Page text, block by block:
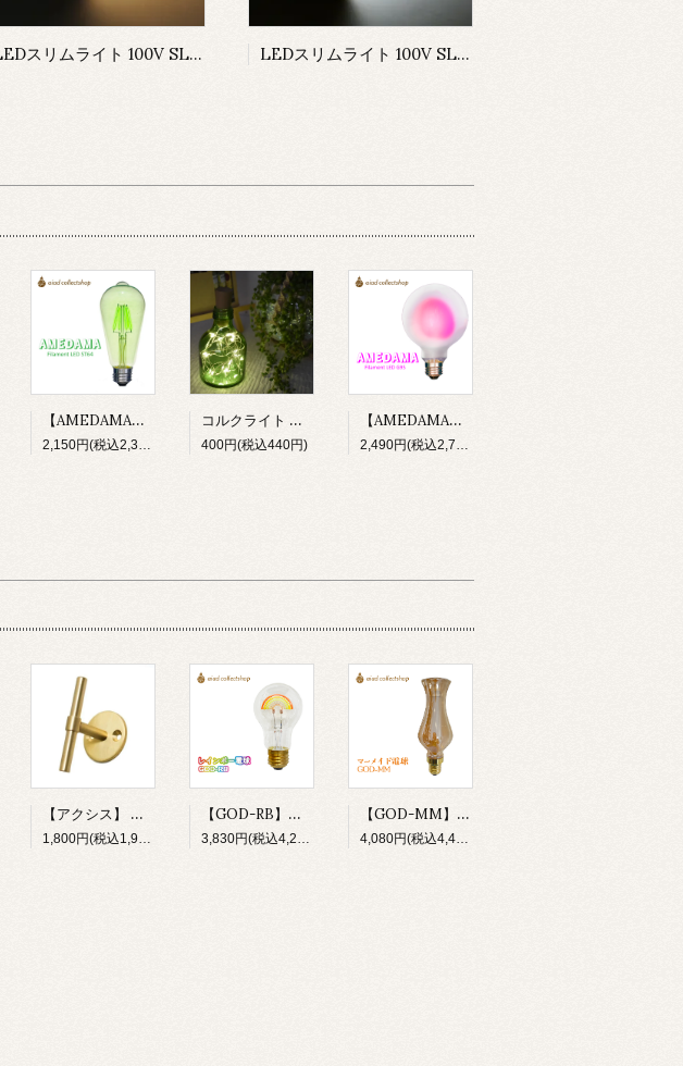
LEDスリムライト 100V SLED-F60L 電球色 60W型 LEDスリムライト 100V SLED-F60D 昼光色 60W型
【AMEDAMA】 フィラメントLED電球 100V E26 FLDC-ST64/G メロングリーン 緑 ST型 なす型 コルクライト ボトルライト LED 電池付 bottlelight
400円(税込440円)
【AMEDAMA】 フィラメントLED電球 100V E26 FLDF-G95/P モモピンク 桃 フロストガラス ボール型
【アクシス】 ハンドル2wayフック 真鍮 HS3728
1,800円(税込1,980円)
【GOD-RB】新商品 おしゃれ電球 LED電球 GOD-RB 虹 レインボー 電球 E26 照明 イベント パーティ 店舗 カフェ 内装 気分転換 プレゼント ギフト
3,830円(税込4,213円)
【GOD-MM】LED電球 マーメイド まるで人魚の様なしなやかなカーブの美しい電球。ゴージャスでエレガントな空間づくりにおすすめなおしゃれ電球です。
4,080円(税込4,488円)